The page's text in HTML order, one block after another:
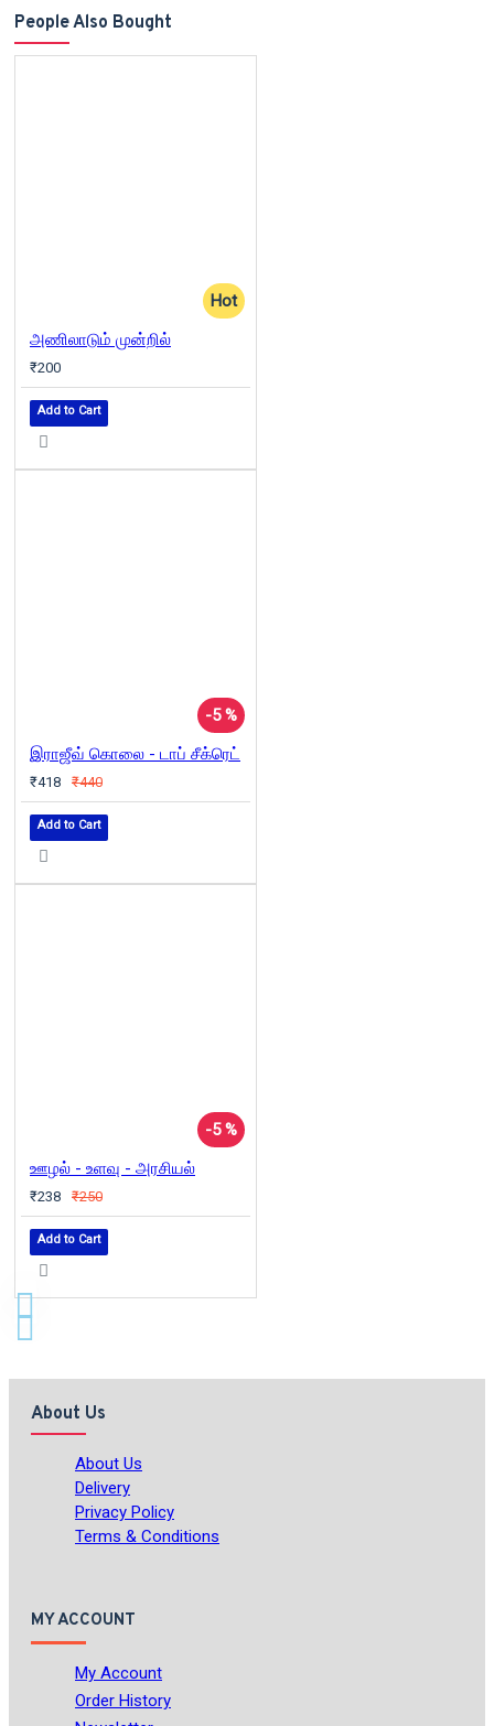
People Also Bought
Hot
அணிலாடும் முன்றில்
₹200
Add to Cart
-5 %
இராஜீவ் கொலை - டாப் சீக்ரெட்
₹418 ₹440
Add to Cart
-5 %
ஊழல் - உளவு - அரசியல்
₹238 ₹250
Add to Cart
About Us
About Us
Delivery
Privacy Policy
Terms & Conditions
MY ACCOUNT
My Account
Order History